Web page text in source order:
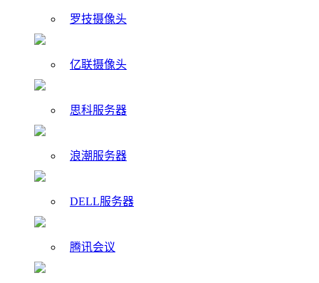
罗技摄像头
亿联摄像头
思科服务器
浪潮服务器
DELL服务器
腾讯会议